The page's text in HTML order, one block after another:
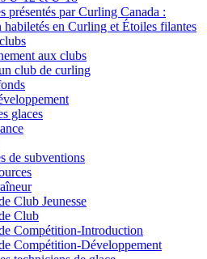
présentés par Curling Canada :
en Curling et Étoiles filantes
aux clubs
club de curling
glaces
de subventions
Club Jeunesse
Club
Compétition-Introduction
Compétition-Développement